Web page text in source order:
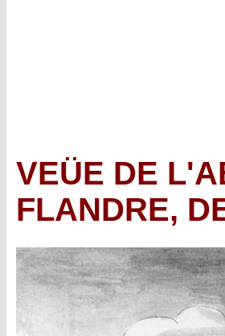
VEÜE DE
FLANDRE,